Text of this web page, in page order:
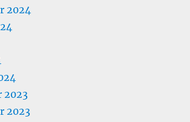
2024
2023
2023